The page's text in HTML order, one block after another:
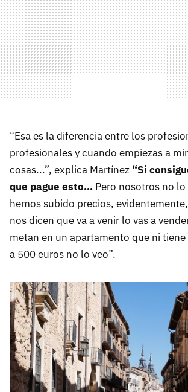
“Esa es la diferencia entre los
profesionales y cuando empiezas a
cosas...”, explica Martínez “Si
que pague esto… Pero nosotros no lo
hemos subido precios,
nos dicen que va a venir lo vas a
metan en un apartamento que ni
a 500 euros no lo veo”.